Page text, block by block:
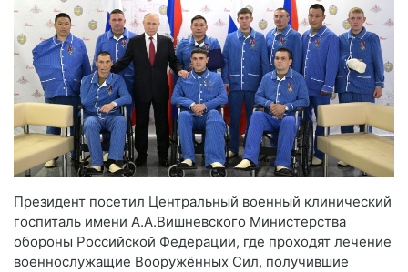
Президент посетил Центральный военный клинический
госпиталь имени А.А.Вишневского Министерства
обороны Российской Федерации, где проходят лечение
военнослужащие Вооружённых Сил, получившие